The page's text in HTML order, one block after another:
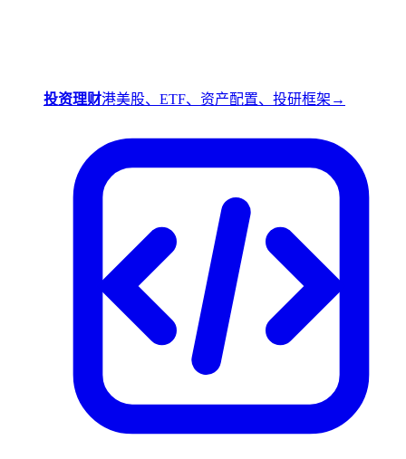
投资理财港美股、ETF、资产配置、投研框架 →